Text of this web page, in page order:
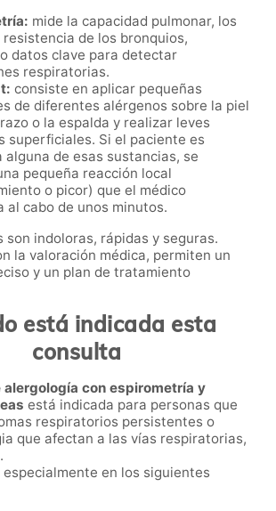
mide la capacidad pulmonar, los
de los bronquios,
datos clave para detectar
respiratorias.
consiste en aplicar pequeñas
de diferentes alérgenos sobre la piel
o la espalda y realizar leves
superficiales. Si el paciente es
alguna de esas sustancias, se
pequeña reacción local
o picor) que el médico
al cabo de unos minutos.
son indoloras, rápidas y seguras.
la valoración médica, permiten un
y un plan de tratamiento
está indicada esta
consulta
alergología con espirometría y
está indicada para personas que
respiratorios persistentes o
que afectan a las vías respiratorias,
especialmente en los siguientes